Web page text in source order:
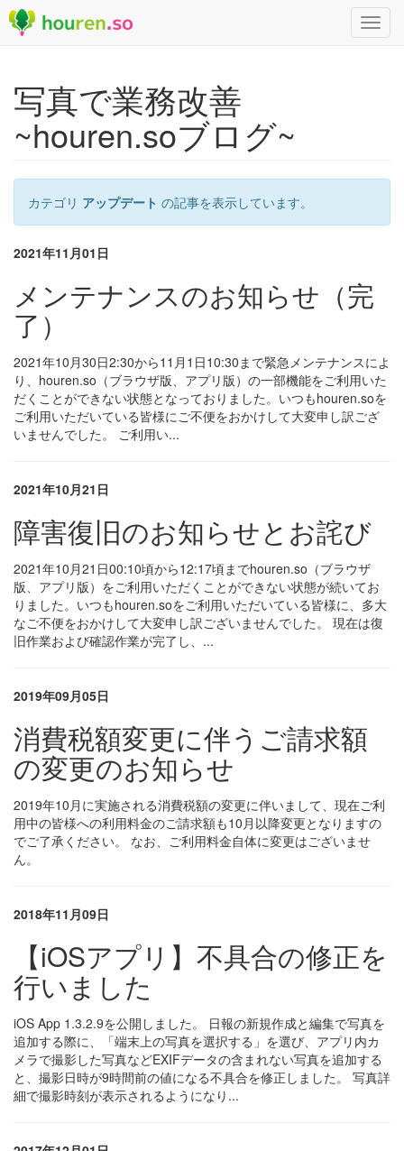
写真で業務改善
~houren.soブログ~
カテゴリ アップデート の記事を表示しています。
2021年11月01日
メンテナンスのお知らせ（完
了）
2021年10月30日2:30から11月1日10:30まで緊急メンテナンスによ
り、houren.so（ブラウザ版、アプリ版）の一部機能をご利用いた
だくことができない状態となっておりました。いつもhouren.soを
ご利用いただいている皆様にご不便をおかけして大変申し訳ござ
いませんでした。 ご利用い...
2021年10月21日
障害復旧のお知らせとお詫び
2021年10月21日00:10頃から12:17頃までhouren.so（ブラウザ
版、アプリ版）をご利用いただくことができない状態が続いてお
りました。いつもhouren.soをご利用いただいている皆様に、多大
なご不便をおかけして大変申し訳ございませんでした。 現在は復
旧作業および確認作業が完了し、...
2019年09月05日
消費税額変更に伴うご請求額
の変更のお知らせ
2019年10月に実施される消費税額の変更に伴いまして、現在ご利
用中の皆様への利用料金のご請求額も10月以降変更となりますの
でご了承ください。 なお、ご利用料金自体に変更はございませ
ん。
2018年11月09日
【iOSアプリ】不具合の修正を
行いました
iOS App 1.3.2.9を公開しました。 日報の新規作成と編集で写真を
追加する際に、「端末上の写真を選択する」を選び、アプリ内カ
メラで撮影した写真などEXIFデータの含まれない写真を追加する
と、撮影日時が9時間前の値になる不具合を修正しました。 写真詳
細で撮影時刻が表示されるようになり...